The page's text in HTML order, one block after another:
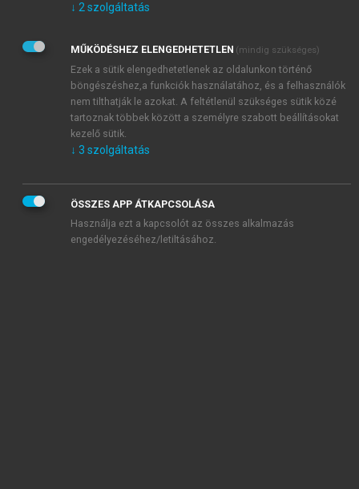
Kérek értesítést az Akadémiai Kiadó Zrt. újdonságairól,
Adatkezelési tájékoztatóbanfoglaltakat tudomásul
veszem és elfogadom.
Általános vásárlási feltételeket, valamint a szotar.netés a
mersz.huoldalak licencszerződéseiben foglaltakat
tudomásul veszem és elfogadom.
KIPRÓBÁLOM
↓ 2 szolgáltatás
MŰKÖDÉSHEZ ELENGEDHETETLEN (mindig szükséges)
Ezek a sütik elengedhetetlenek az oldalunkon történő
böngészéshez,a funkciók használatához, és a felhasználók
nem tilthatják le azokat. A feltétlenül szükséges sütik közé
tartoznak többek között a személyre szabott beállításokat
kezelő sütik.
↓ 3 szolgáltatás
ÖSSZES APP ÁTKAPCSOLÁSA
Használja ezt a kapcsolót az összes alkalmazás
engedélyezéséhez/letiltásához.